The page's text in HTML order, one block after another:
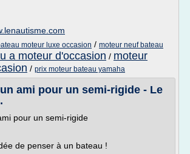
moteur luxe occasion / moteur neuf bateau
a moteur d'occasion / moteur
/ prix moteur bateau yamaha
ami pour un semi-rigide - Le
pour un semi-rigide
de penser à un bateau !